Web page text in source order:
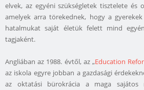
elvek, az egyéni szükségletek tisztelete és
amelyek arra törekednek, hogy a
hatalmukat saját életük felett mind
tagjaként.
Angliában az 1988. évtől, az „Education
az iskola egyre jobban a gazdasági
az oktatási bürokrácia a maga sajátos